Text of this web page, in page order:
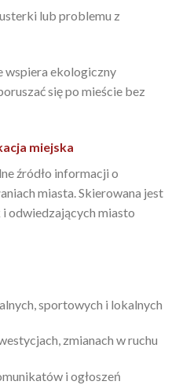
lub problemu z
wspiera ekologiczny
się po mieście bez
miejska
źródło informacji o
miasta. Skierowana jest
odwiedzających miasto
sportowych i lokalnych
zmianach w ruchu
i ogłoszeń